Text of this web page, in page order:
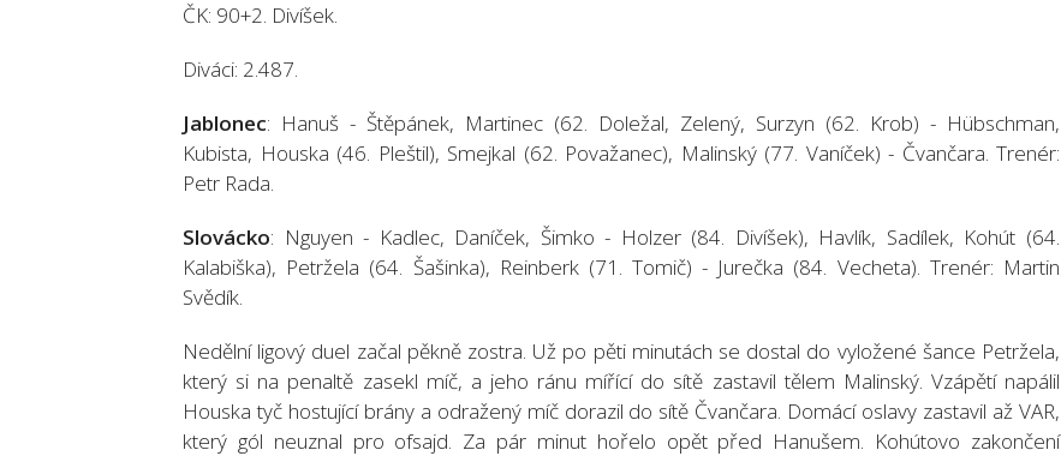
ČK: 90+2. Divíšek.
Diváci: 2.487.
Jablonec: Hanuš - Štěpánek, Martinec (62. Doležal, Zelený, Surzyn (62. Krob) - Hübschman,
Kubista, Houska (46. Pleštil), Smejkal (62. Považanec), Malinský (77. Vaníček) - Čvančara. Trenér:
Petr Rada.
Slovácko: Nguyen - Kadlec, Daníček, Šimko - Holzer (84. Divíšek), Havlík, Sadílek, Kohút (64.
Kalabiška), Petržela (64. Šašinka), Reinberk (71. Tomič) - Jurečka (84. Vecheta). Trenér: Martin
Svědík.
Nedělní ligový duel začal pěkně zostra. Už po pěti minutách se dostal do vyložené šance Petržela,
který si na penaltě zasekl míč, a jeho ránu mířící do sítě zastavil tělem Malinský. Vzápětí napálil
Houska tyč hostující brány a odražený míč dorazil do sítě Čvančara. Domácí oslavy zastavil až VAR,
který gól neuznal pro ofsajd. Za pár minut hořelo opět před Hanušem. Kohútovo zakončení